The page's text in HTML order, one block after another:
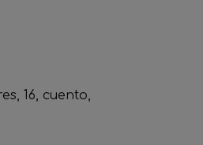
16
cuento